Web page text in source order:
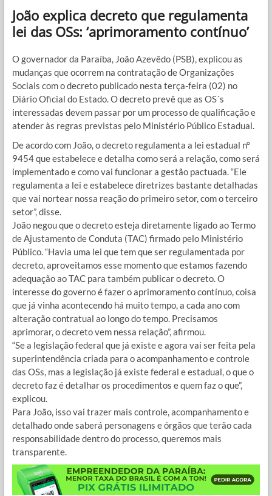
João explica decreto que regulamenta
lei das OSs: ‘aprimoramento contínuo’
O governador da Paraíba, João Azevêdo (PSB), explicou as
mudanças que ocorrem na contratação de Organizações
Sociais com o decreto publicado nesta terça-feira (02) no
Diário Oficial do Estado. O decreto prevê que as OS´s
interessadas devem passar por um processo de qualificação e
atender às regras previstas pelo Ministério Público Estadual.
De acordo com João, o decreto regulamenta a lei estadual n°
9454 que estabelece e detalha como será a relação, como será
implementado e como vai funcionar a gestão pactuada. “Ele
regulamenta a lei e estabelece diretrizes bastante detalhadas
que vai nortear nossa reação do primeiro setor, com o terceiro
setor”, disse.
João negou que o decreto esteja diretamente ligado ao Termo
de Ajustamento de Conduta (TAC) firmado pelo Ministério
Público. “Havia uma lei que tem que ser regulamentada por
decreto, aproveitamos esse momento que estamos fazendo
adequação ao TAC para também publicar o decreto. O
interesse do governo é fazer o aprimoramento contínuo, coisa
que já vinha acontecendo há muito tempo, a cada ano com
alteração contratual ao longo do tempo. Precisamos
aprimorar, o decreto vem nessa relação”, afirmou.
“Se a legislação federal que já existe e agora vai ser feita pela
superintendência criada para o acompanhamento e controle
das OSs, mas a legislação já existe federal e estadual, o que o
decreto faz é detalhar os procedimentos e quem faz o que”,
explicou.
Para João, isso vai trazer mais controle, acompanhamento e
detalhado onde saberá personagens e órgãos que terão cada
responsabilidade dentro do processo, queremos mais
transparente.